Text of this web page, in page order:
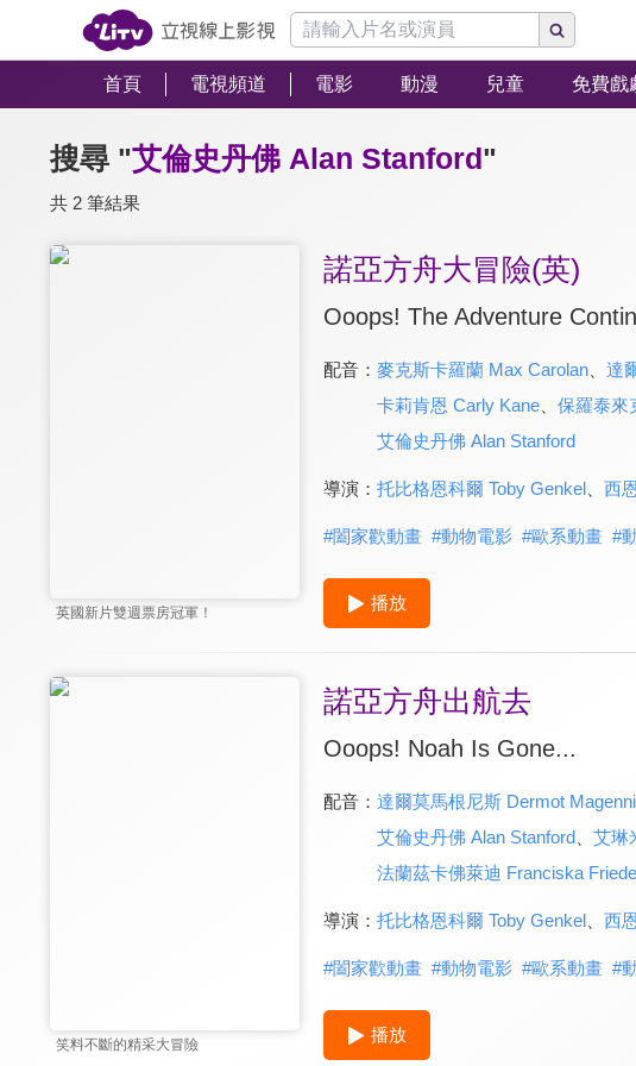
首頁 電視頻道 電影 動漫 兒童 免費戲
搜尋 "艾倫史丹佛 Alan Stanford"
共 2 筆結果
英國新片雙週票房冠軍！
諾亞方舟大冒險(英)
Ooops! The Adventure
配音： 麥克斯卡羅蘭 Max Carolan、 達
卡莉肯恩 Carly Kane、 保羅泰來
艾倫史丹佛 Alan Stanford
導演： 托比格恩科爾 Toby Genkel、 西
#闔家歡動畫 #動物電影 #歐系動畫 #
播放
笑料不斷的精采大冒險
諾亞方舟出航去
Ooops! Noah Is Gone...
配音： 達爾莫馬根尼斯 Dermot
艾倫史丹佛 Alan Stanford、 艾琳
法蘭茲卡佛萊迪 Franciska Friede
導演： 托比格恩科爾 Toby Genkel、 西
#闔家歡動畫 #動物電影 #歐系動畫 #
播放